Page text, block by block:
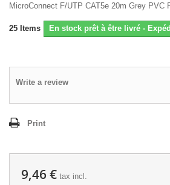
MicroConnect F/UTP CAT5e 20m Grey PVC
25 Items En stock prêt à être livré -
Write a review
Print
9,46 € tax incl.